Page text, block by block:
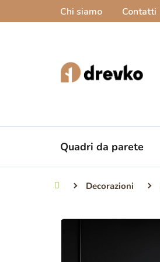
Chi siamo Contatti
Quadri da parete
Casa Decorazioni